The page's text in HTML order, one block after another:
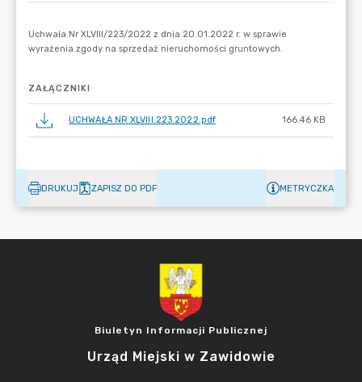
ZAŁĄCZNIKI
UCHWAŁA NR XLVIII.223.2022.pdf 166.46 KB
DRUKUJ ZAPISZ DO PDF METRYCZKA
Biuletyn Informacji Publicznej
Urząd Miejski w Zawidowie